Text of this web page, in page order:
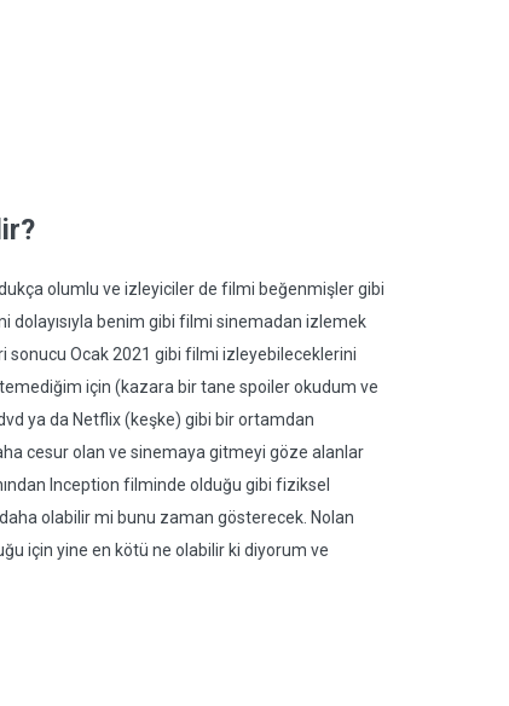
olumlu ve izleyiciler de filmi beğenmişler gibi
dolayısıyla benim gibi filmi sinemadan izlemek
sonucu Ocak 2021 gibi filmi izleyebileceklerini
için (kazara bir tane spoiler okudum ve
ya da Netflix (keşke) gibi bir ortamdan
cesur olan ve sinemaya gitmeyi göze alanlar
Inception filminde olduğu gibi fiziksel
olabilir mi bunu zaman gösterecek. Nolan
için yine en kötü ne olabilir ki diyorum ve